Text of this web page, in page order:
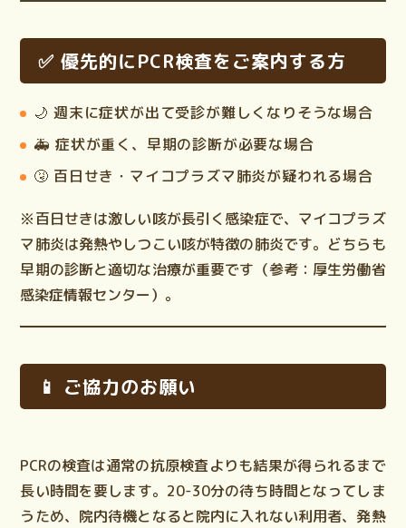
✅ 優先的にPCR検査をご案内する方
🌙週末に症状が出て受診が難しくなりそうな場合
🚑症状が重く、早期の診断が必要な場合
🤧 百日せき・マイコプラズマ肺炎が疑われる場合
※百日せきは激しい咳が長引く感染症で、マイコプラズ
マ肺炎は発熱やしつこい咳が特徴の肺炎です。どちらも
早期の診断と適切な治療が重要です（参考：厚生労働省
感染症情報センター）。
📱 ご協力のお願い
PCRの検査は通常の抗原検査よりも結果が得られるまで
長い時間を要します。20-30分の待ち時間となってしま
うため、院内待機となると院内に入れない利用者、発熱